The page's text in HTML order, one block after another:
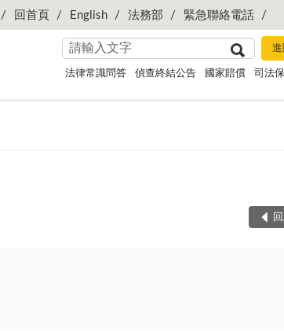
回首頁 English 法務部 緊急聯絡電話
法律常識問答 偵查終結公告 國家賠償 司法